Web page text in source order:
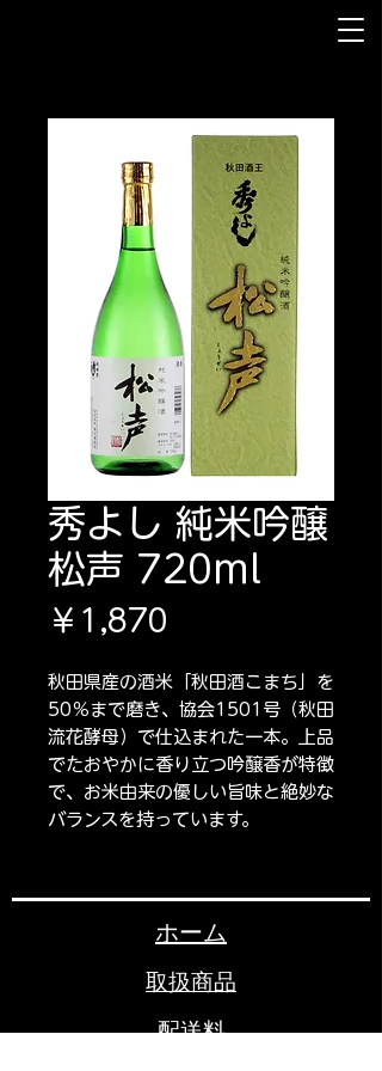
秀よし 純米吟醸
松声 720ml
￥1,870
秋田県産の酒米「秋田酒こまち」を
50％まで磨き、協会1501号（秋田
流花酵母）で仕込まれた一本。上品
でたおやかに香り立つ吟醸香が特徴
で、お米由来の優しい旨味と絶妙な
バランスを持っています。
ホーム
取扱商品
配送料